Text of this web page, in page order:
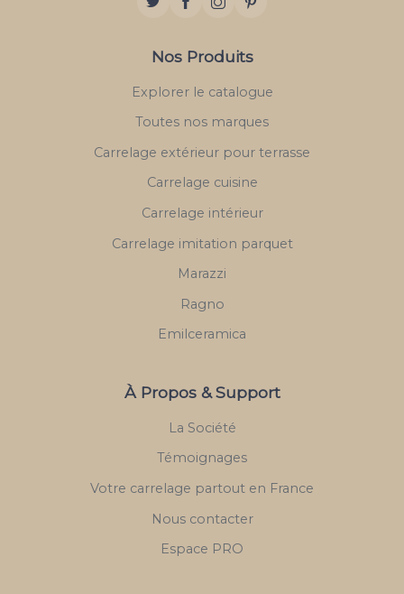
Nos Produits
Explorer le catalogue
Toutes nos marques
Carrelage extérieur pour terrasse
Carrelage cuisine
Carrelage intérieur
Carrelage imitation parquet
Marazzi
Ragno
Emilceramica
À Propos & Support
La Société
Témoignages
Votre carrelage partout en France
Nous contacter
Espace PRO